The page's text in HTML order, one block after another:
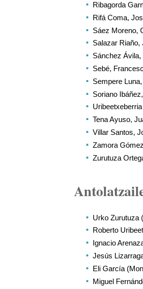
Ribagorda
Rifá Coma,
Sáez Moreno,
Salazar Riaño,
Sánchez
Sebé,
Sempere
Soriano
Tena Ayuso,
Villar Santos,
Zamora
Zurutuza
Urko Zurutuza
Roberto
Ignacio
Jesús
Eli García
Miguel